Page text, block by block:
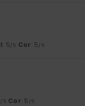
: 5/5 Cor: 5/5
/5 Cor: 5 /5